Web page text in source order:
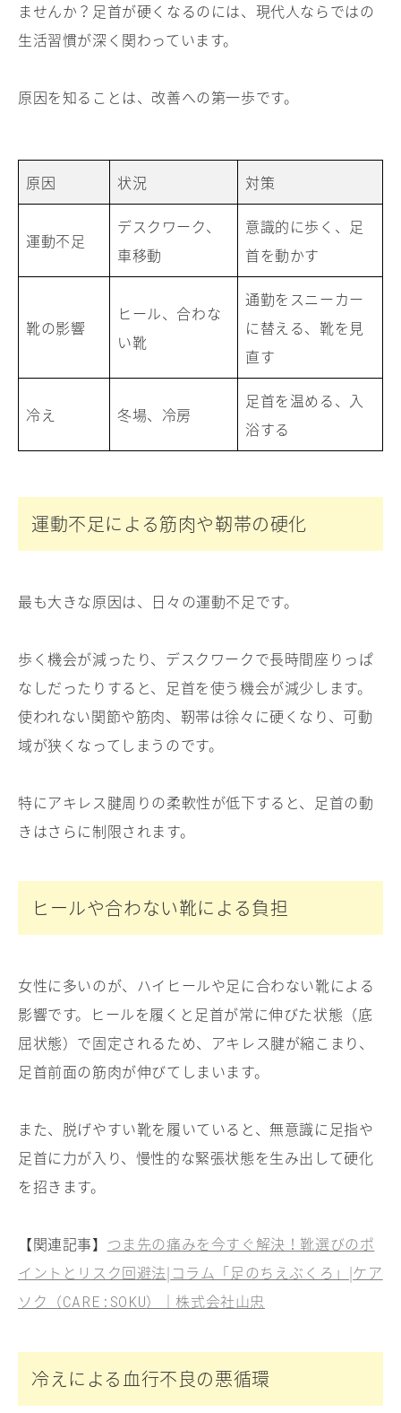
ませんか？足首が硬くなるのには、現代人ならではの
生活習慣が深く関わっています。
原因を知ることは、改善への第一歩です。
原因 状況 対策
運動不足
デスクワーク、
車移動
意識的に歩く、足
首を動かす
靴の影響
ヒール、合わな
い靴
通勤をスニーカー
に替える、靴を見
直す
冷え 冬場、冷房
足首を温める、入
浴する
運動不足による筋肉や靭帯の硬化
最も大きな原因は、日々の運動不足です。
歩く機会が減ったり、デスクワークで長時間座りっぱ
なしだったりすると、足首を使う機会が減少します。
使われない関節や筋肉、靭帯は徐々に硬くなり、可動
域が狭くなってしまうのです。
特にアキレス腱周りの柔軟性が低下すると、足首の動
きはさらに制限されます。
ヒールや合わない靴による負担
女性に多いのが、ハイヒールや足に合わない靴による
影響です。ヒールを履くと足首が常に伸びた状態（底
屈状態）で固定されるため、アキレス腱が縮こまり、
足首前面の筋肉が伸びてしまいます。
また、脱げやすい靴を履いていると、無意識に足指や
足首に力が入り、慢性的な緊張状態を生み出して硬化
を招きます。
【関連記事】 つま先の痛みを今すぐ解決！靴選びのポ
イントとリスク回避法|コラム「足のちえぶくろ」|ケア
ソク（CARE:SOKU）｜株式会社山忠
冷えによる血行不良の悪循環